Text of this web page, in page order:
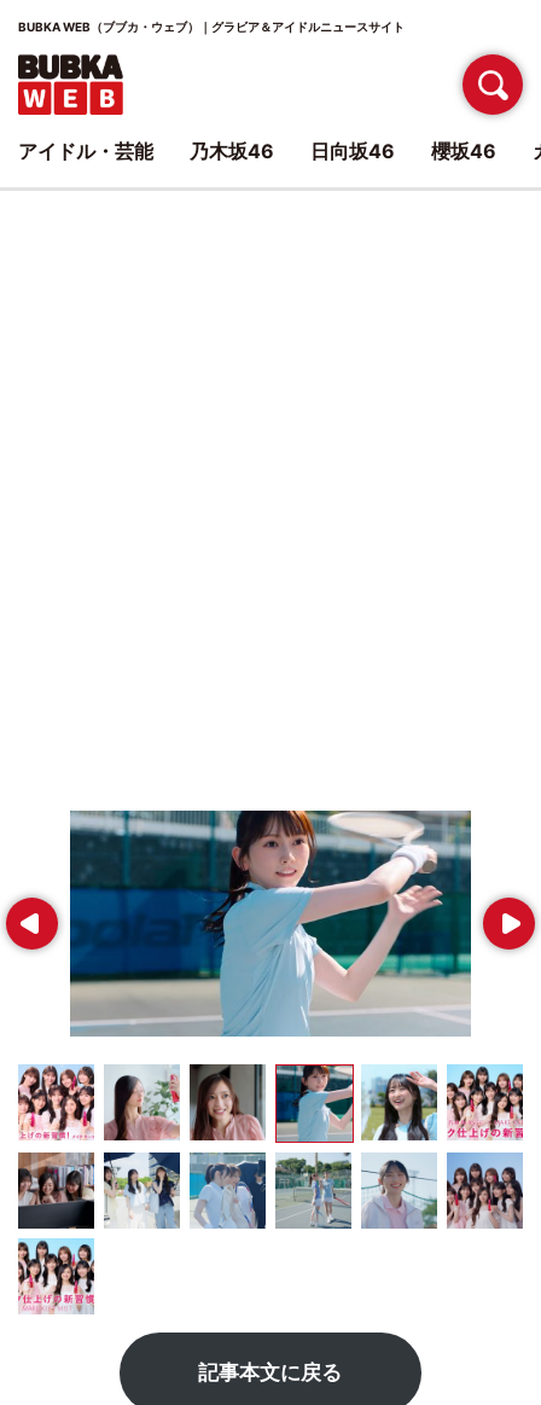
BUBKA WEB（ブブカ・ウェブ）｜グラビア＆アイドルニュースサイト
Prev Next
記事本文に戻る
アイドル・芸能 乃木坂46 日向坂46 櫻坂46